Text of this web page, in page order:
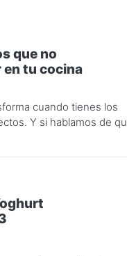
que no
en tu cocina
cuando tienes los
Y si hablamos de